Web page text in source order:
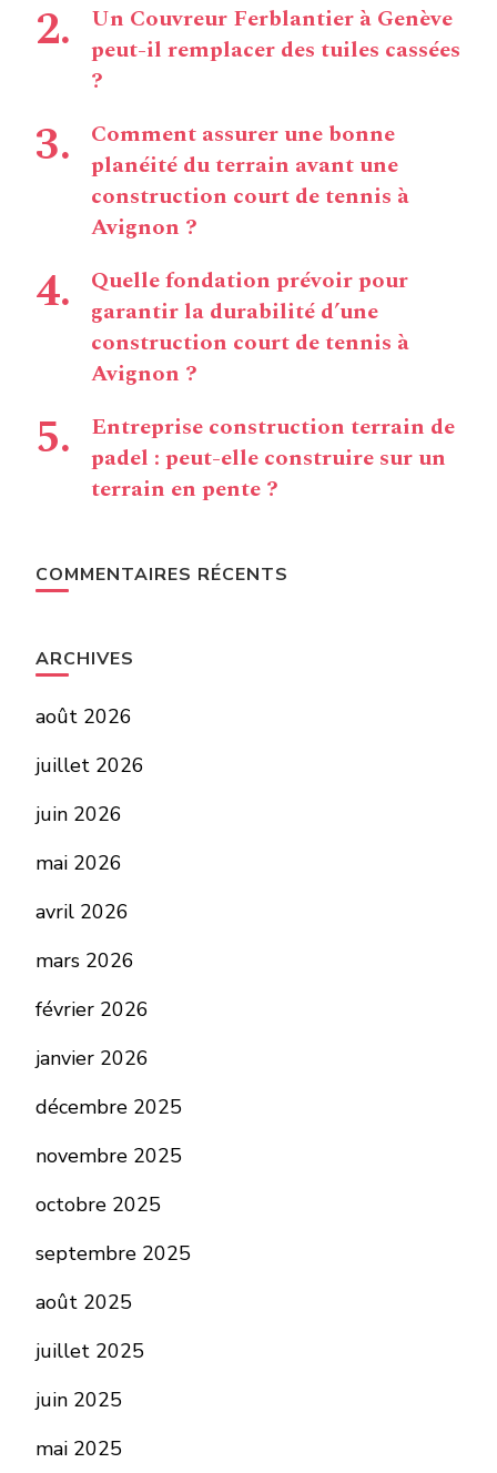
Un Couvreur Ferblantier à Genève
peut-il remplacer des tuiles cassées
?
Comment assurer une bonne
planéité du terrain avant une
construction court de tennis à
Avignon ?
Quelle fondation prévoir pour
garantir la durabilité d’une
construction court de tennis à
Avignon ?
Entreprise construction terrain de
padel : peut-elle construire sur un
terrain en pente ?
COMMENTAIRES RÉCENTS
ARCHIVES
août 2026
juillet 2026
juin 2026
mai 2026
avril 2026
mars 2026
février 2026
janvier 2026
décembre 2025
novembre 2025
octobre 2025
septembre 2025
août 2025
juillet 2025
juin 2025
mai 2025